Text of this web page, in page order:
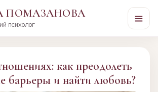
ПОМАЗАНОВА
психолог
как преодолеть
барьеры и найти любовь?